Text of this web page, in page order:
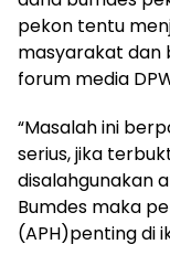
pekon tentu
masyarakat dan
forum media
“Masalah ini
serius, jika
disalahgunakan
Bumdes maka
(APH)penting di